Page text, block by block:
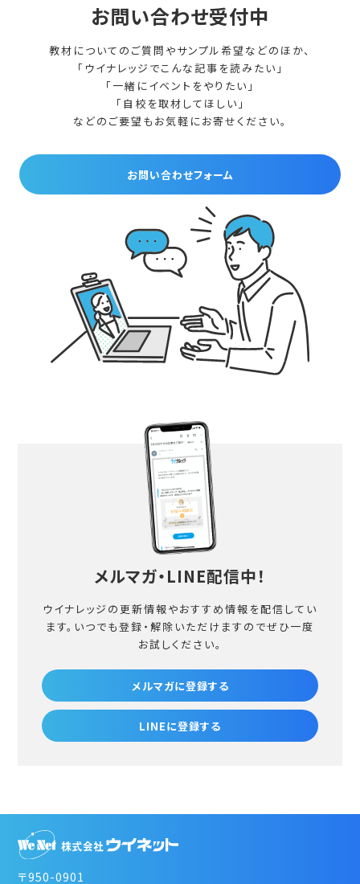
お問い合わせ受付中
教材についてのご質問やサンプル希望などのほか、
「ウイナレッジでこんな記事を読みたい」
「一緒にイベントをやりたい」
「自校を取材してほしい」
などのご要望もお気軽にお寄せください。
お問い合わせフォーム
メルマガ・LINE配信中！
ウイナレッジの更新情報やおすすめ情報を配信してい
ます。 いつでも登録・解除いただけますのでぜひ一度
お試しください。
メルマガに登録する
LINEに登録する
〒950-0901